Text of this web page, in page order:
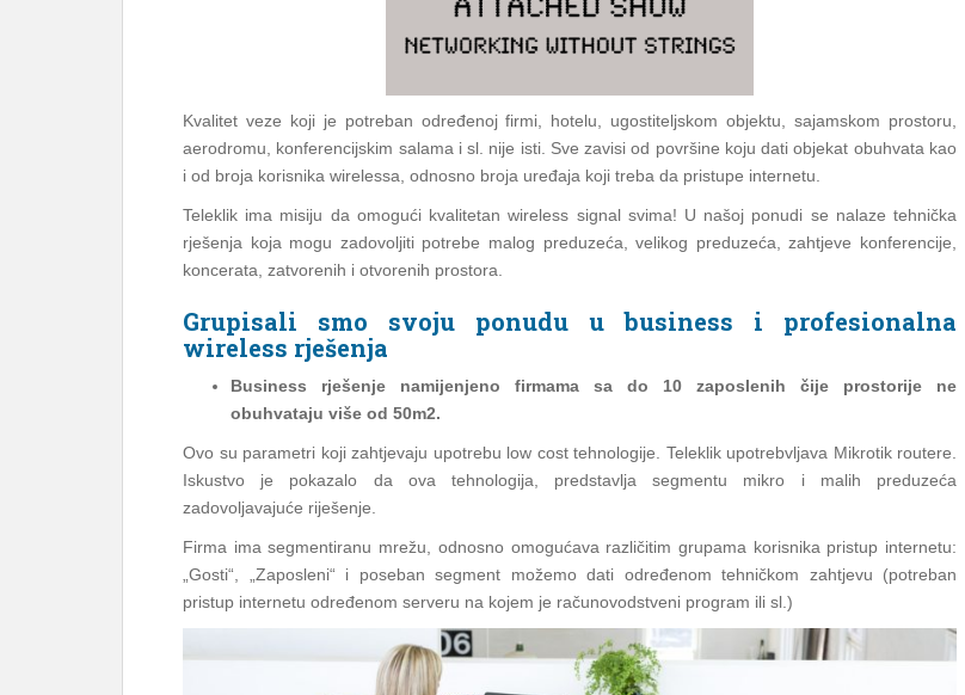
Kvalitet veze koji je potreban određenoj firmi, hotelu, ugostiteljskom objektu, sajamskom prostoru,
aerodromu, konferencijskim salama i sl. nije isti. Sve zavisi od površine koju dati objekat obuhvata kao
i od broja korisnika wirelessa, odnosno broja uređaja koji treba da pristupe internetu.
Teleklik ima misiju da omogući kvalitetan wireless signal svima! U našoj ponudi se nalaze tehnička
rješenja koja mogu zadovoljiti potrebe malog preduzeća, velikog preduzeća, zahtjeve konferencije,
koncerata, zatvorenih i otvorenih prostora.
Grupisali smo svoju ponudu u business i profesionalna
wireless rješenja
Business rješenje namijenjeno firmama sa do 10 zaposlenih čije prostorije ne
obuhvataju više od 50m2.
Ovo su parametri koji zahtjevaju upotrebu low cost tehnologije. Teleklik upotrebvljava Mikrotik routere.
Iskustvo je pokazalo da ova tehnologija, predstavlja segmentu mikro i malih preduzeća
zadovoljavajuće riješenje.
Firma ima segmentiranu mrežu, odnosno omogućava različitim grupama korisnika pristup internetu:
„Gosti“, „Zaposleni“ i poseban segment možemo dati određenom tehničkom zahtjevu (potreban
pristup internetu određenom serveru na kojem je računovodstveni program ili sl.)